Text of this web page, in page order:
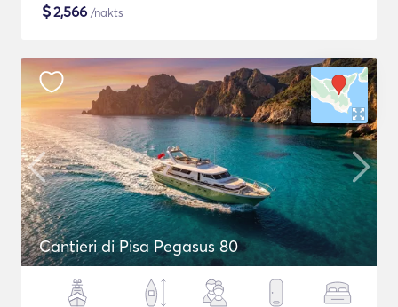
$2,566 /nakts
Cantieri di Pisa Pegasus 80